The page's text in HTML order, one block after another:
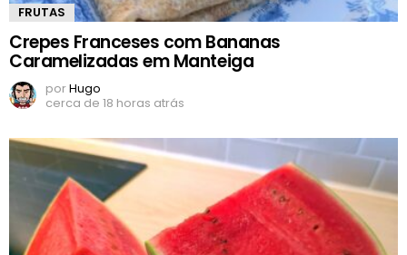
FRUTAS
Crepes Franceses com Bananas
Caramelizadas em Manteiga
porHugo
cerca de 18 horas atrás